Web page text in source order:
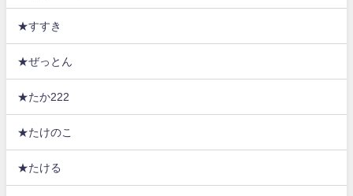
★すすき
★ぜっとん
★たか222
★たけのこ
★たける